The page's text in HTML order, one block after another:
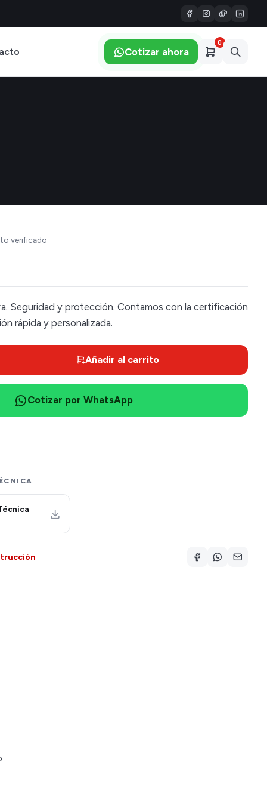
Cotizar ahora
0
verificado
Seguridad y protección. Contamos con la certificación
rápida y personalizada.
Añadir al carrito
Cotizar por WhatsApp